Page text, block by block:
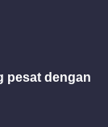
pesat dengan